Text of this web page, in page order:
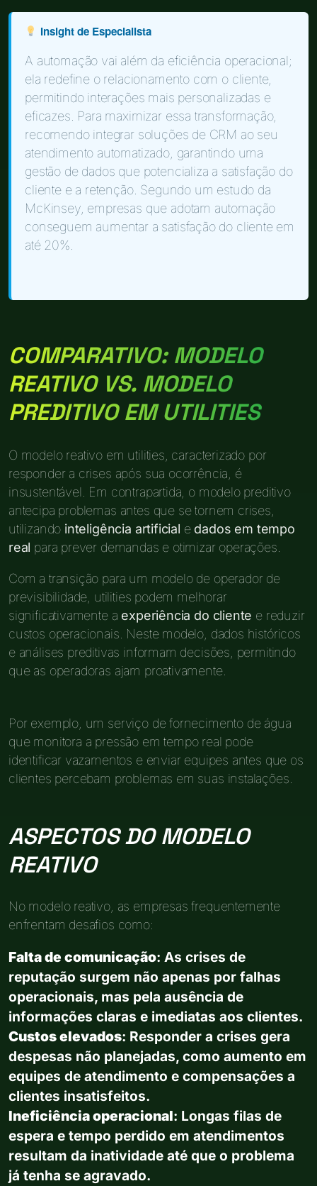
Insight de Especialista
A automação vai além da eficiência operacional;
ela redefine o relacionamento com o cliente,
permitindo interações mais personalizadas e
eficazes. Para maximizar essa transformação,
recomendo integrar soluções de CRM ao seu
atendimento automatizado, garantindo uma
gestão de dados que potencializa a satisfação do
cliente e a retenção. Segundo um estudo da
McKinsey, empresas que adotam automação
conseguem aumentar a satisfação do cliente em
até 20%.
COMPARATIVO: MODELO
REATIVO VS. MODELO
PREDITIVO EM UTILITIES
O modelo reativo em utilities, caracterizado por
responder a crises após sua ocorrência, é
insustentável. Em contrapartida, o modelo preditivo
antecipa problemas antes que se tornem crises,
utilizando inteligência artificial e dados em tempo
real para prever demandas e otimizar operações.
Com a transição para um modelo de operador de
previsibilidade, utilities podem melhorar
significativamente a experiência do cliente e reduzir
custos operacionais. Neste modelo, dados históricos
e análises preditivas informam decisões, permitindo
que as operadoras ajam proativamente.
Por exemplo, um serviço de fornecimento de água
que monitora a pressão em tempo real pode
identificar vazamentos e enviar equipes antes que os
clientes percebam problemas em suas instalações.
ASPECTOS DO MODELO
REATIVO
No modelo reativo, as empresas frequentemente
enfrentam desafios como:
Falta de comunicação: As crises de
reputação surgem não apenas por falhas
operacionais, mas pela ausência de
informações claras e imediatas aos clientes.
Custos elevados: Responder a crises gera
despesas não planejadas, como aumento em
equipes de atendimento e compensações a
clientes insatisfeitos.
Ineficiência operacional: Longas filas de
espera e tempo perdido em atendimentos
resultam da inatividade até que o problema
já tenha se agravado.